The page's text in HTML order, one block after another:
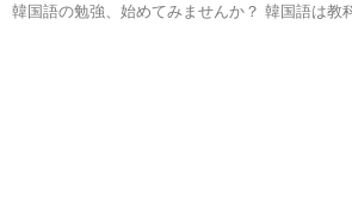
韓国語の勉強、始めてみませんか？ 韓国語は教科書だけで文法を学ん